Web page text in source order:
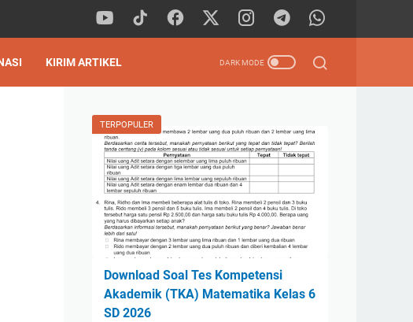
KIRIM ARTIKEL
TERPOPULER
Download Soal Tes Kompetensi
Akademik (TKA) Matematika Kelas 6
SD 2026